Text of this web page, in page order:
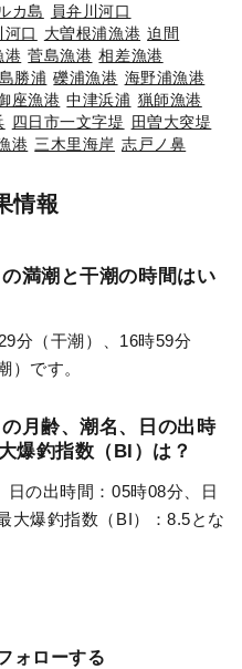
カ島
員弁川河口
河口 大曽根浦漁港 迫間
港 菅島漁港 相差漁港
島勝浦 礫浦漁港 海野浦漁港
座漁港 中津浜浦 猟師漁港
四日市一文字堤 田曽大突堤
港 三木里海岸 志戸ノ鼻
情報
満潮と干潮の時間はい
分（干潮）、16時59分
）です。
月齢、潮名、日の出時
爆釣指数（BI）は？
日の出時間：05時08分、日
大爆釣指数（BI）：8.5とな
ォローする